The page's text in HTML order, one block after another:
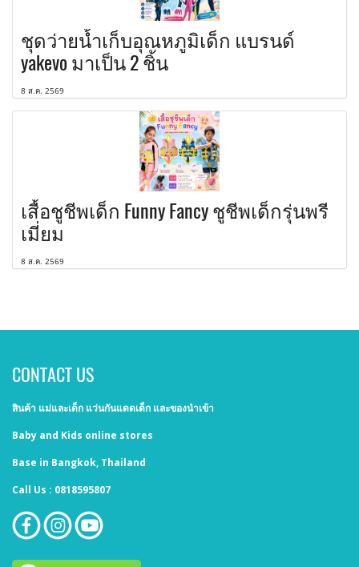
ชุดว่ายน้ำเก็บอุณหภูมิเด็ก แบรนด์
yakevo มาเป็น 2 ชิ้น
8 ส.ค. 2569
เสื้อชูชีพเด็ก Funny Fancy ชูชีพเด็กรุ่นพรี
เมี่ยม
8 ส.ค. 2569
CONTACT US
สินค้า แม่และเด็ก แว่นกันแดดเด็ก และของนำเข้า
Baby and Kids online stores
Base in Bangkok, Thailand
Call Us : 0818595807